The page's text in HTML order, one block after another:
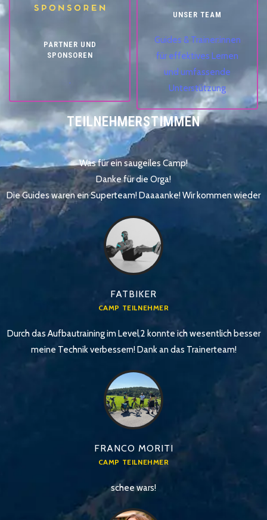
PARTNER UND
SPONSOREN
.
UNSER TEAM
Guides & Trainer:innen
für effektives Lernen
und umfassende
Unterstützung
TEILNEHMERSTIMMEN
Was für ein saugeiles Camp!
Danke für die Orga!
Die Guides waren ein Superteam! Daaaanke! Wir kommen wieder
FATBIKER
CAMP TEILNEHMER
Durch das Aufbautraining im Level 2 konnte ich wesentlich besser
meine Technik verbessern! Dank an das Trainerteam!
FRANCO MORITI
CAMP TEILNEHMER
schee wars!